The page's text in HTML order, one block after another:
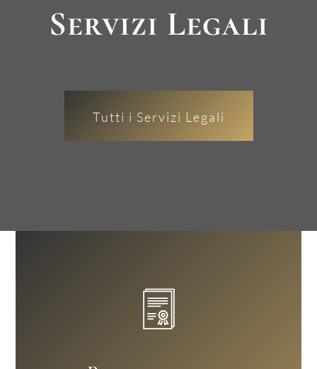
Servizi Legali
Tutti i Servizi Legali